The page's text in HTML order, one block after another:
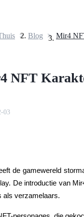
> Blog >
NFT
03
de gamewereld
De introductie van
als verzamelaars.